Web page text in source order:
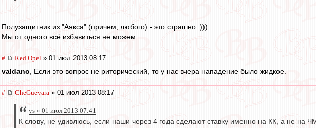
Полузащитник из "Аякса" (причем, любого) - это страшно :)))
Мы от одного всё избавиться не можем.
# Red Opel » 01 июл 2013 08:17
valdano, Если это вопрос не риторический, то у нас вчера нападение было жидкое.
# CheGuevara » 01 июл 2013 08:17
ys » 01 июл 2013 07:41
К слову, не удивлюсь, если наши через 4 года сделают ставку именно на КК, а не на